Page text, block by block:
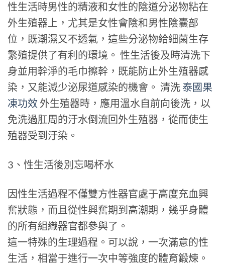
性生活時男性的精液和女性的陰道分泌物粘在
外生殖器上，尤其是女性會陰和男性陰囊部
位，既潮濕又不透氣，這些分泌物給細菌生存
繁殖提供了有利的環境。 性生活後及時清洗下
身並用幹淨的毛巾擦幹，既能防止外生殖器感
染，又能減少泌尿道感染的機會。 清洗 泰國果
凍功效 外生殖器時，應用溫水自前向後洗，以
免洗過肛周的汙水倒流回外生殖器，從而使生
殖器受到汙染。
3、性生活後別忘喝杯水
因性生活過程不僅雙方性器官處于高度充血興
奮狀態，而且從性興奮期到高潮期，幾乎身體
的所有組織器官都參與了。
這一特殊的生理過程。可以說，一次滿意的性
生活，相當于進行一次中等強度的體育鍛煉。